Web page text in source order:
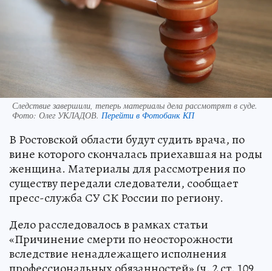
Следствие завершили, теперь материалы дела рассмотрят в суде.
Фото: Олег УКЛАДОВ. Перейти в Фотобанк КП
В Ростовской области будут судить врача, по
вине которого скончалась приехавшая на роды
женщина. Материалы для рассмотрения по
существу передали следователи, сообщает
пресс-служба СУ СК России по региону.
Дело расследовалось в рамках статьи
«Причинение смерти по неосторожности
вследствие ненадлежащего исполнения